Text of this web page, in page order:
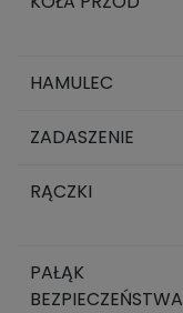
HAMULEC
ZADASZENIE
RĄCZKI
PAŁĄK
BEZPIECZEŃSTWA